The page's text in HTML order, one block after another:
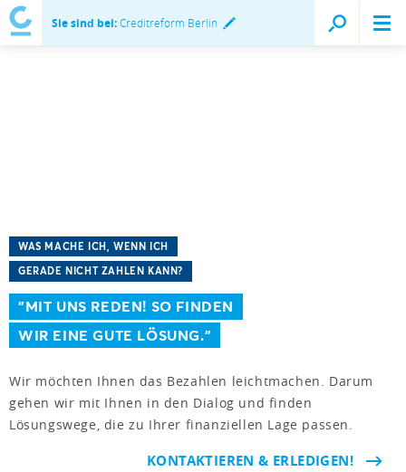
Sie sind bei:Creditreform Berlin
WAS MACHE ICH, WENN ICH
GERADE NICHT ZAHLEN KANN?
"MIT UNS REDEN! SO FINDEN
WIR EINE GUTE LÖSUNG."
Wir möchten Ihnen das Bezahlen leichtmachen. Darum
gehen wir mit Ihnen in den Dialog und finden
Lösungswege, die zu Ihrer finanziellen Lage passen.
KONTAKTIEREN & ERLEDIGEN!